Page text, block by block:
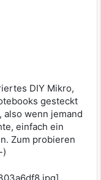
DIY Mikro,
gesteckt
wenn jemand
einfach ein
Zum probieren
)